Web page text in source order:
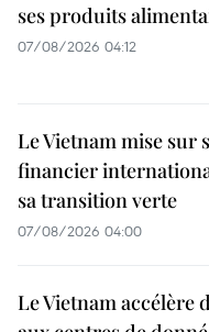
ses produits
07/08/2026 04:12
Le Vietnam mise sur
financier
sa transition verte
07/08/2026 04:00
Le Vietnam accélère